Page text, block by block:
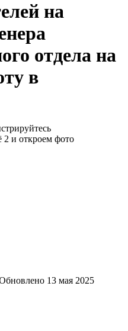
на
отдела на
в
2 и откроем фото
13 мая 2025